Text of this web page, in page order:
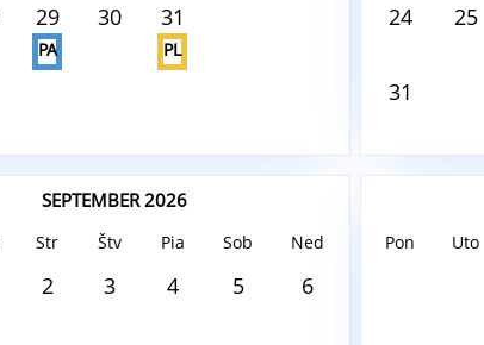
29
PA
30 31
PL
24 25
31
SEPTEMBER 2026
Str Štv Pia Sob Ned
2 3 4 5 6
Pon Uto